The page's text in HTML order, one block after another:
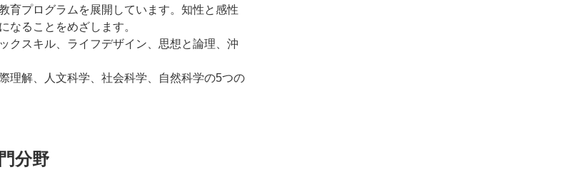
育プログラムを展開しています。知性と感性
なることをめざします。
スキル、ライフデザイン、思想と論理、沖
理解、人文科学、社会科学、自然科学の5つの
分野